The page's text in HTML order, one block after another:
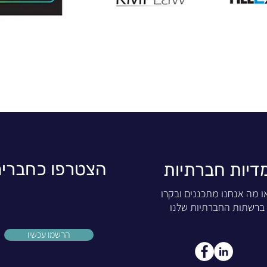
הצטרפו
הרשמו עכשיו
חברתיות
מה אנחנו מתכננים ובקרו
ברשתות החברתיות שלנו